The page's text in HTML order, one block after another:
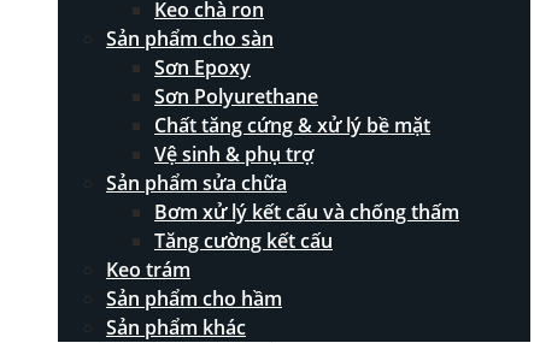
Keo chà ron
Sản phẩm cho sàn
Sơn Epoxy
Sơn Polyurethane
Chất tăng cứng & xử lý bề mặt
Vệ sinh & phụ trợ
Sản phẩm sửa chữa
Bơm xử lý kết cấu và chống thấm
Tăng cường kết cấu
Keo trám
Sản phẩm cho hầm
Sản phẩm khác